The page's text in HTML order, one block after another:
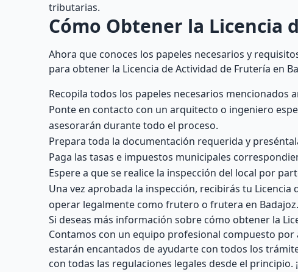
tributarias.
Cómo Obtener la Licencia
Ahora que conoces los papeles necesarios y
para obtener la Licencia de Actividad de Frutería en
Recopila todos los papeles necesarios mencionados
Ponte en contacto con un arquitecto o ingeniero
asesorarán durante todo el proceso.
Prepara toda la documentación requerida y
Paga las tasas e impuestos municipales
Espere a que se realice la inspección del local por
Una vez aprobada la inspección, recibirás tu Licencia
operar legalmente como frutero o frutera en Badajoz.
Si deseas más información sobre cómo obtener la
Contamos con un equipo profesional compuesto
estarán encantados de ayudarte con todos los
con todas las regulaciones legales desde el principio.